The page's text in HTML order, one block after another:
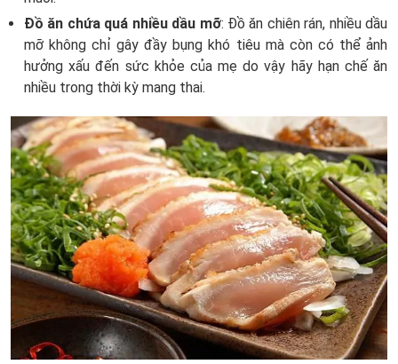
Đồ ăn chứa quá nhiều dầu mỡ: Đồ ăn chiên rán, nhiều dầu
mỡ không chỉ gây đầy bụng khó tiêu mà còn có thể ảnh
hưởng xấu đến sức khỏe của mẹ do vậy hãy hạn chế ăn
nhiều trong thời kỳ mang thai.